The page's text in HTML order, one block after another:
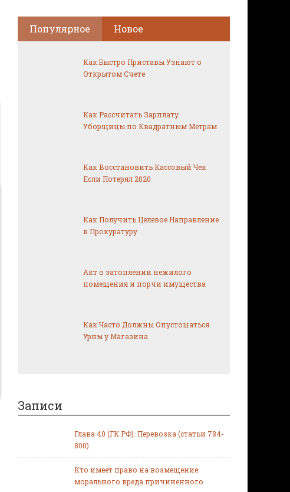
Популярное Новое
Как Быстро Приставы Узнают о
Открытом Счете
Как Рассчитать Зарплату
Уборщицы по Квадратным Метрам
Как Восстановить Кассовый Чек
Если Потерял 2020
Как Получить Целевое Направление
в Прокуратуру
Акт о затоплении нежилого
помещения и порчи имущества
Как Часто Должны Опустошаться
Урны у Магазина
Записи
Глава 40 (ГК РФ). Перевозка (статьи 784-
800)
Кто имеет право на возмещение
морального вреда причиненного